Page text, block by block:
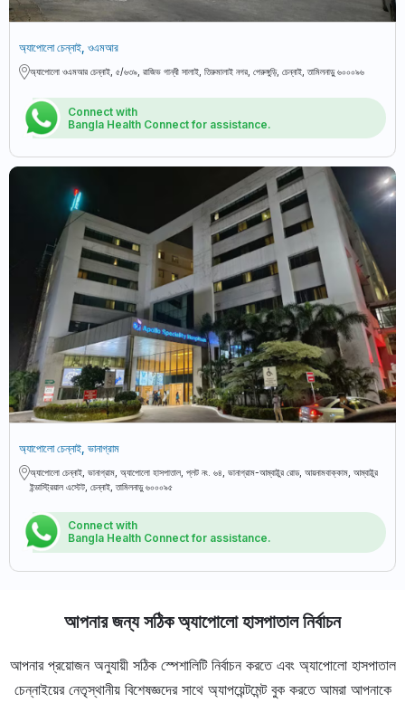
অ্যাপোলো চেন্নাই, ওএমআর
অ্যাপোলো ওএমআর চেন্নাই, ৫/৬৩৯, রাজিভ গান্ধী সালাই, তিরুমালাই নগর, পেরুঙ্গুড়ি, চেন্নাই, তামিলনাড়ু ৬০০০৯৬
Connect with
Bangla Health Connect for assistance.
অ্যাপোলো চেন্নাই, ভানাগ্রাম
অ্যাপোলো চেন্নাই, ভানাগ্রাম, অ্যাপোলো হাসপাতাল, প্লট নং. ৬৪, ভানাগ্রাম-আম্বাট্টুর রোড, আয়নামবাক্কাম, আম্বাট্টুর
ইন্ডাস্ট্রিয়াল এস্টেট, চেন্নাই, তামিলনাড়ু ৬০০০৯৫
Connect with
Bangla Health Connect for assistance.
আপনার জন্য সঠিক অ্যাপোলো হাসপাতাল নির্বাচন
আপনার প্রয়োজন অনুযায়ী সঠিক স্পেশালিটি নির্বাচন করতে এবং অ্যাপোলো হাসপাতাল
চেন্নাইয়ের নেতৃস্থানীয় বিশেষজ্ঞদের সাথে অ্যাপয়েন্টমেন্ট বুক করতে আমরা আপনাকে